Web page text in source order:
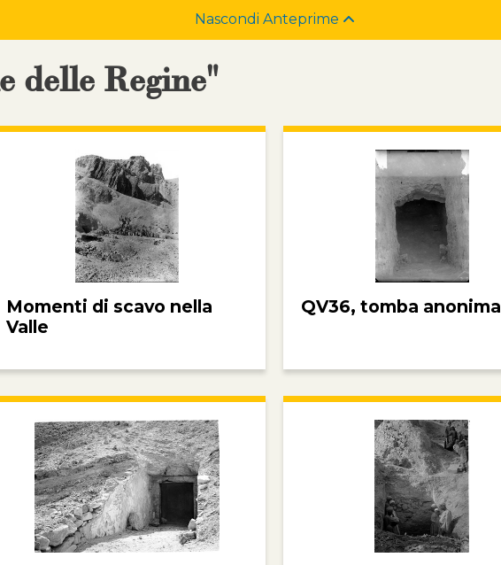
Nascondi Anteprime
delle Regine"
Momenti di scavo nella
Valle
QV36, tomba anonima